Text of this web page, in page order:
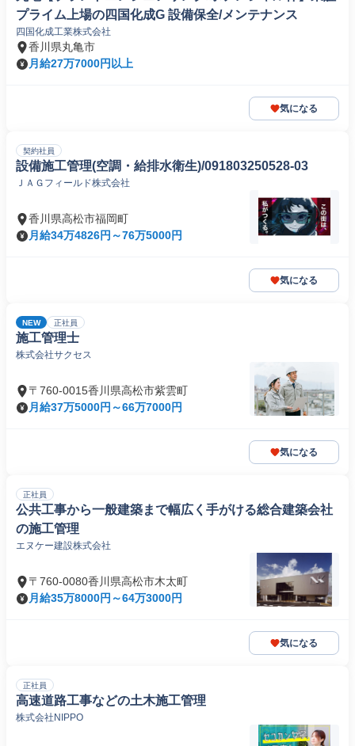
プライム上場の四国化成G 設備保全/メンテナンス
四国化成工業株式会社
香川県丸亀市
月給27万7000円以上
気になる
契約社員
設備施工管理(空調・給排水衛生)/091803250528-03
ＪＡＧフィールド株式会社
香川県高松市福岡町
月給34万4826円～76万5000円
気になる
NEW 正社員
施工管理士
株式会社サクセス
〒760-0015香川県高松市紫雲町
月給37万5000円～66万7000円
気になる
正社員
公共工事から一般建築まで幅広く手がける総合建築会社
の施工管理
エヌケー建設株式会社
〒760-0080香川県高松市木太町
月給35万8000円～64万3000円
気になる
正社員
高速道路工事などの土木施工管理
株式会社NIPPO